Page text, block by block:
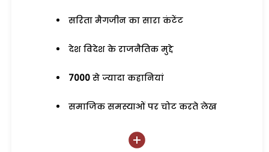
सरिता मैगजीन का सारा कंटेंट
देश विदेश के राजनैतिक मुद्दे
7000 से ज्यादा कहानियां
समाजिक समस्याओं पर चोट करते लेख